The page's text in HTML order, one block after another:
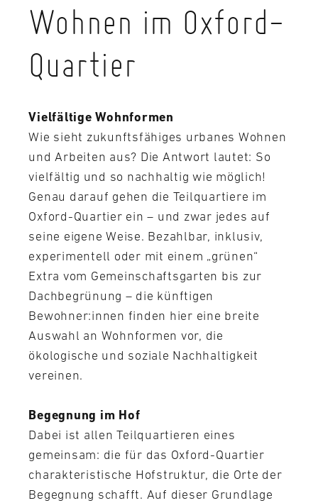
Wohnen im Oxford-
Quartier
Vielfältige Wohnformen
Wie sieht zukunftsfähiges urbanes Wohnen
und Arbeiten aus? Die Antwort lautet: So
vielfältig und so nachhaltig wie möglich!
Genau darauf gehen die Teilquartiere im
Oxford-Quartier ein – und zwar jedes auf
seine eigene Weise. Bezahlbar, inklusiv,
experimentell oder mit einem „grünen“
Extra vom Gemeinschaftsgarten bis zur
Dachbegrünung – die künftigen
Bewohner:innen finden hier eine breite
Auswahl an Wohnformen vor, die
ökologische und soziale Nachhaltigkeit
vereinen.
Begegnung im Hof
Dabei ist allen Teilquartieren eines
gemeinsam: die für das Oxford-Quartier
charakteristische Hofstruktur, die Orte der
Begegnung schafft. Auf dieser Grundlage